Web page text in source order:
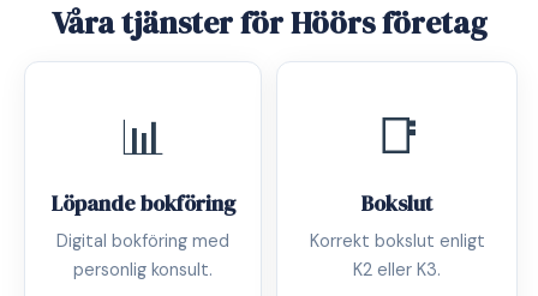
Våra tjänster för Höörs företag
📊
Löpande bokföring
Digital bokföring med
personlig konsult.
📑
Bokslut
Korrekt bokslut enligt
K2 eller K3.